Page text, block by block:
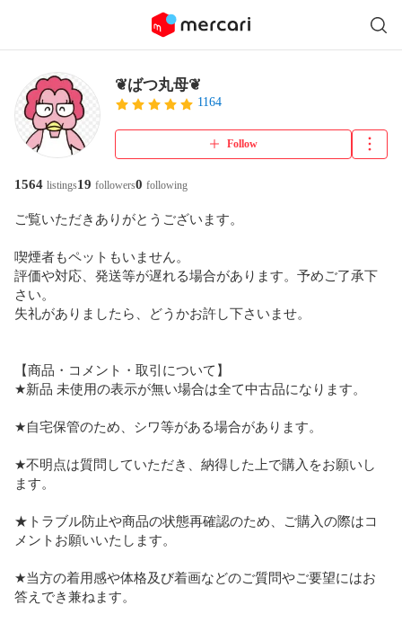
❦ばつ丸母❦
1164
Follow
1564 listings19 followers0 following
ご覧いただきありがとうございます。
喫煙者もペットもいません。
評価や対応、発送等が遅れる場合があります。予めご了承下
さい。
失礼がありましたら、どうかお許し下さいませ。
【商品・コメント・取引について】
★新品 未使用の表示が無い場合は全て中古品になります。
★自宅保管のため、シワ等がある場合があります。
★不明点は質問していただき、納得した上で購入をお願いし
ます。
★トラブル防止や商品の状態再確認のため、ご購入の際はコ
メントお願いいたします。
★当方の着用感や体格及び着画などのご質問やご要望にはお
答えでき兼ねます。